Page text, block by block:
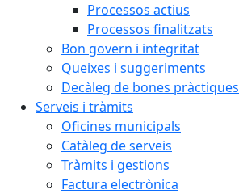
Processos actius
Processos finalitzats
Bon govern i integritat
Queixes i suggeriments
Decàleg de bones pràctiques
Serveis i tràmits
Oficines municipals
Catàleg de serveis
Tràmits i gestions
Factura electrònica